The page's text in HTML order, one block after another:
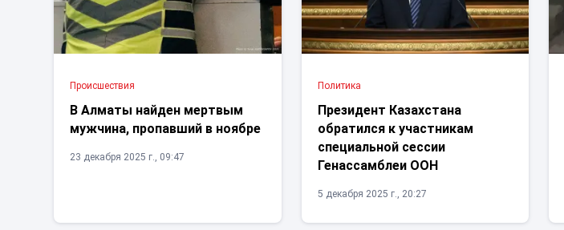
Проиcшествия
В Алматы найден мертвым
мужчина, пропавший в ноябре
23 декабря 2025 г., 09:47
Политика
Президент Казахстана
обратился к участникам
специальной сессии
Генассамблеи ООН
5 декабря 2025 г., 20:27